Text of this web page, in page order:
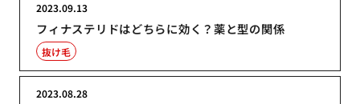
フィナステリドはどちらに効く？薬と型の関係
2023.09.13
抜け毛
2023.08.28